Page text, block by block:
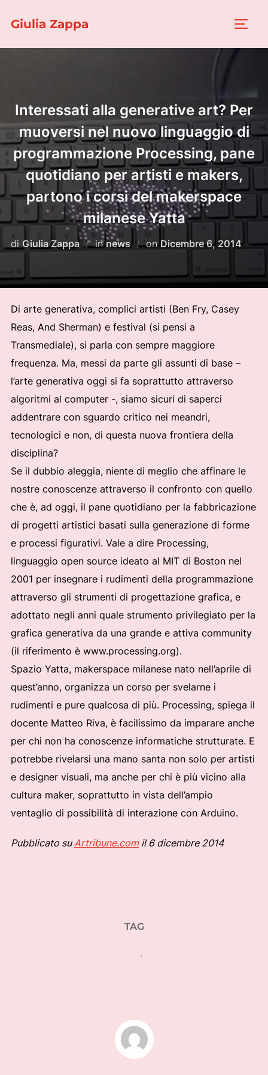
Giulia Zappa
Interessati alla generative art? Per
muoversi nel nuovo linguaggio di
programmazione Processing, pane
quotidiano per artisti e makers,
partono i corsi del makerspace
milanese Yatta
di Giulia Zappa innews onPubblicato
Dicembre 6, 2014
Di arte generativa, complici artisti (Ben Fry, Casey
Reas, And Sherman) e festival (si pensi a
Transmediale), si parla con sempre maggiore
frequenza. Ma, messi da parte gli assunti di base –
l’arte generativa oggi si fa soprattutto attraverso
algoritmi al computer -, siamo sicuri di saperci
addentrare con sguardo critico nei meandri,
tecnologici e non, di questa nuova frontiera della
disciplina?
Se il dubbio aleggia, niente di meglio che affinare le
nostre conoscenze attraverso il confronto con quello
che è, ad oggi, il pane quotidiano per la fabbricazione
di progetti artistici basati sulla generazione di forme
e processi figurativi. Vale a dire Processing,
linguaggio open source ideato al MIT di Boston nel
2001 per insegnare i rudimenti della programmazione
attraverso gli strumenti di progettazione grafica, e
adottato negli anni quale strumento privilegiato per la
grafica generativa da una grande e attiva community
(il riferimento è www.processing.org).
Spazio Yatta, makerspace milanese nato nell’aprile di
quest’anno, organizza un corso per svelarne i
rudimenti e pure qualcosa di più. Processing, spiega il
docente Matteo Riva, è facilissimo da imparare anche
per chi non ha conoscenze informatiche strutturate. E
potrebbe rivelarsi una mano santa non solo per artisti
e designer visuali, ma anche per chi è più vicino alla
cultura maker, soprattutto in vista dell’ampio
ventaglio di possibilità di interazione con Arduino.
Pubblicato suArtribune.comil 6 dicembre 2014
TAG
,
AUTORE DELL'ARTICOLO